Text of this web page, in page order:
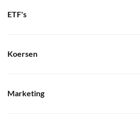
ETF's
Koersen
Marketing